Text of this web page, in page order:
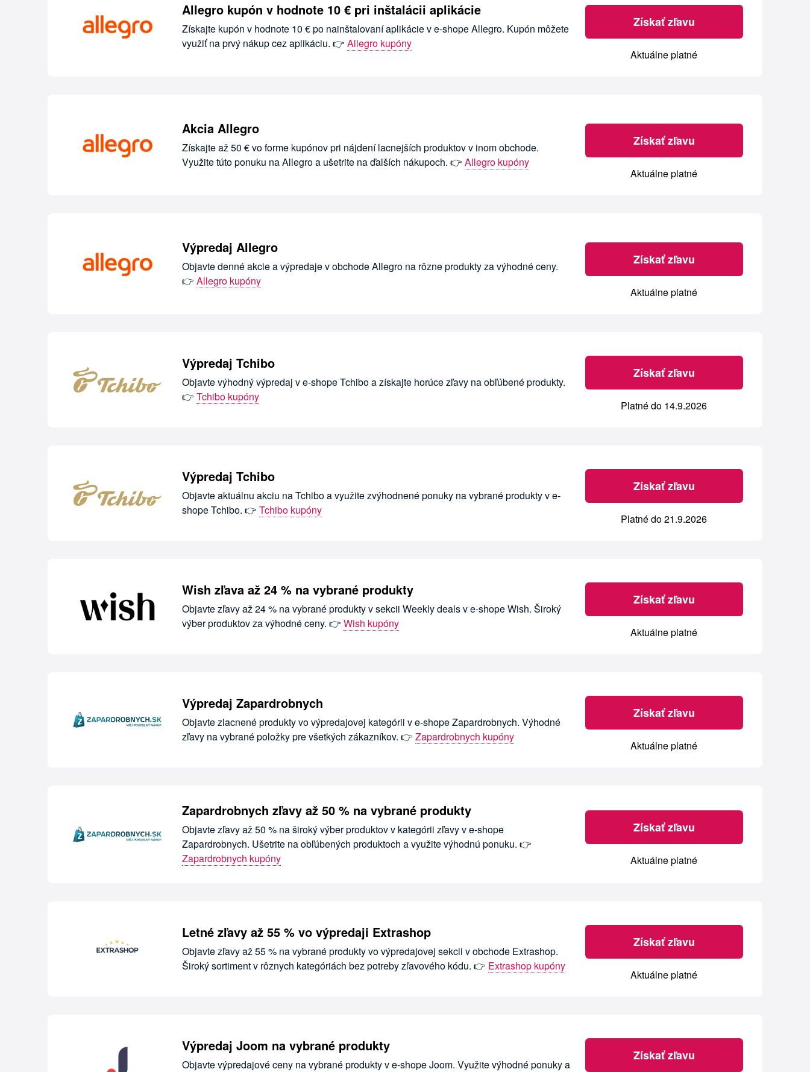
Allegro kupón v hodnote 10 € pri inštalácii aplikácie
Získajte kupón v hodnote 10 € po nainštalovaní aplikácie v e-shope Allegro. Kupón môžete
využiť na prvý nákup cez aplikáciu. 👉 Allegro kupóny
Získať zľavu
Aktuálne platné
Akcia Allegro
Získajte až 50 € vo forme kupónov pri nájdení lacnejších produktov v inom obchode.
Využite túto ponuku na Allegro a ušetrite na ďalších nákupoch. 👉 Allegro kupóny
Získať zľavu
Aktuálne platné
Výpredaj Allegro
Objavte denné akcie a výpredaje v obchode Allegro na rôzne produkty za výhodné ceny.
👉 Allegro kupóny
Získať zľavu
Aktuálne platné
Výpredaj Tchibo
Objavte výhodný výpredaj v e-shope Tchibo a získajte horúce zľavy na obľúbené produkty.
👉 Tchibo kupóny
Získať zľavu
Platné do 14.9.2026
Výpredaj Tchibo
Objavte aktuálnu akciu na Tchibo a využite zvýhodnené ponuky na vybrané produkty v e-
shope Tchibo. 👉 Tchibo kupóny
Získať zľavu
Platné do 21.9.2026
Wish zľava až 24 % na vybrané produkty
Objavte zľavy až 24 % na vybrané produkty v sekcii Weekly deals v e-shope Wish. Široký
výber produktov za výhodné ceny. 👉 Wish kupóny
Získať zľavu
Aktuálne platné
Výpredaj Zapardrobnych
Objavte zlacnené produkty vo výpredajovej kategórii v e-shope Zapardrobnych. Výhodné
zľavy na vybrané položky pre všetkých zákazníkov. 👉 Zapardrobnych kupóny
Získať zľavu
Aktuálne platné
Zapardrobnych zľavy až 50 % na vybrané produkty
Objavte zľavy až 50 % na široký výber produktov v kategórii zľavy v e-shope
Zapardrobnych. Ušetrite na obľúbených produktoch a využite výhodnú ponuku. 👉
Zapardrobnych kupóny
Získať zľavu
Aktuálne platné
Letné zľavy až 55 % vo výpredaji Extrashop
Objavte zľavy až 55 % na vybrané produkty vo výpredajovej sekcii v obchode Extrashop.
Široký sortiment v rôznych kategóriách bez potreby zľavového kódu. 👉 Extrashop kupóny
Získať zľavu
Aktuálne platné
Výpredaj Joom na vybrané produkty
Objavte výpredajové ceny na vybrané produkty v e-shope Joom. Využite výhodné ponuky a
Získať zľavu